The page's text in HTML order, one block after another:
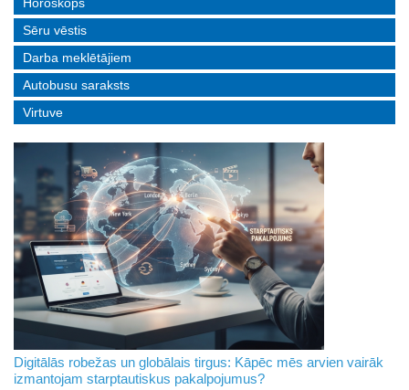
Sēru vēstis
Darba meklētājiem
Autobusu saraksts
Virtuve
Digitālās robežas un globālais tirgus: Kāpēc mēs arvien vairāk
izmantojam starptautiskus pakalpojumus?